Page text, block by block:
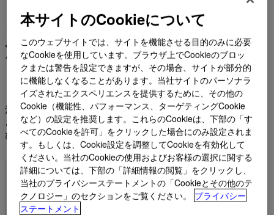
ダウの食品用消泡剤および消
泡剤の多くの利点をご覧くだ
さい
注記：食品の加工または包装で直接使用する添加剤として推薦
されているダウのすべての発泡抑制剤は、関連する食品法およ
び地域規制に準拠していることが検証済みです。
低濃度で効果的
本サイトのCookieについて
このウェブサイトでは、サイトを機能させる目的のみに必要
なCookieを使用しています。ブラウザ上でCookieのブロッ
クまたは警告を設定できますが、その場合、サイトが部分的
に機能しなくなることがあります。当社サイトのパーソナラ
イズされたエクスペリエンスを提供するために、その他の
Cookie（機能性、パフォーマンス、ターゲティングCookie
など）の設定を推奨します。これらのCookieは、下部の「す
べてのCookieを許可」をクリックした場合にのみ設定されま
す。もしくは、Cookie設定を調整してCookieを有効化して
ください。当社のCookieの使用およびお客様の選択に関する
詳細については、下部の「詳細情報の閲覧」をクリックし、
当社のプライバシーステートメントの「Cookieとその他のテ
クノロジー」のセクションをご覧ください。
プライバシー
ステートメント